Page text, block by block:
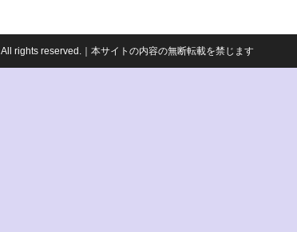
rights reserved.｜本サイトの内容の無断転載を禁じます